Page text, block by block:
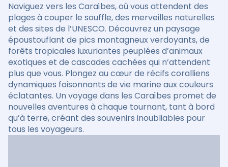
Naviguez vers les Caraïbes, où vous attendent des
plages à couper le souffle, des merveilles naturelles
et des sites de l’UNESCO. Découvrez un paysage
époustouflant de pics montagneux verdoyants, de
forêts tropicales luxuriantes peuplées d’animaux
exotiques et de cascades cachées qui n’attendent
plus que vous. Plongez au cœur de récifs coralliens
dynamiques foisonnants de vie marine aux couleurs
éclatantes. Un voyage dans les Caraïbes promet de
nouvelles aventures à chaque tournant, tant à bord
qu’à terre, créant des souvenirs inoubliables pour
tous les voyageurs.